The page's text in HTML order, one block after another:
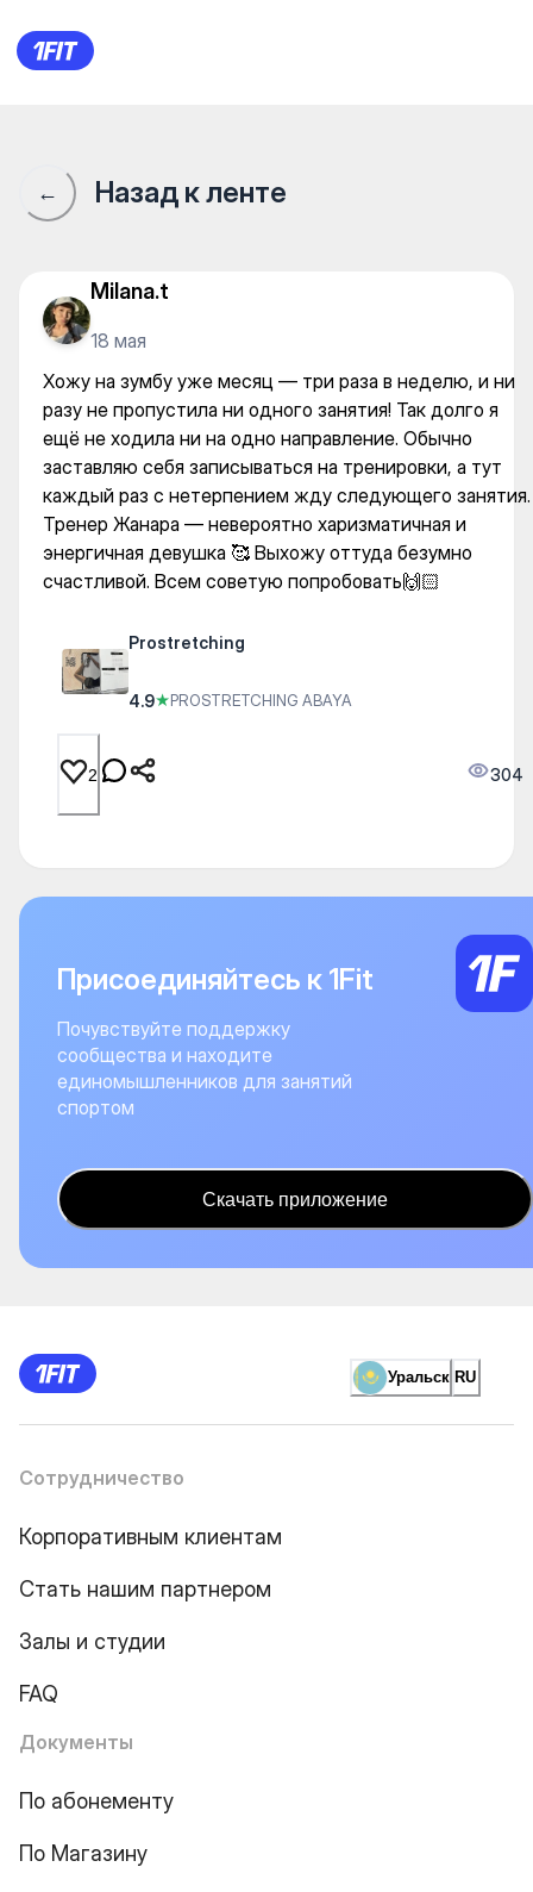
Prostretching — Yoga
← Назад к ленте
Milana.t
18 мая
Хожу на зумбу уже месяц — три раза в неделю, и ни
разу не пропустила ни одного занятия! Так долго я
ещё не ходила ни на одно направление. Обычно
заставляю себя записываться на тренировки, а тут
каждый раз с нетерпением жду следующего занятия.
Тренер Жанара — невероятно харизматичная и
энергичная девушка 🥰 Выхожу оттуда безумно
счастливой. Всем советую попробовать🙌🏻
Prostretching
4.9★PROSTRETCHING ABAYA
2 304
Присоединяйтесь к 1Fit
Почувствуйте поддержку
сообщества и находите
единомышленников для занятий
спортом
Скачать приложение
Уральск RU
Сотрудничество
Корпоративным клиентам
Стать нашим партнером
Залы и студии
FAQ
Документы
По абонементу
По Магазину